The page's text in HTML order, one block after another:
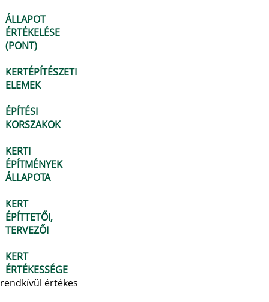
ÁLLAPOT
ÉRTÉKELÉSE
(PONT)
KERTÉPÍTÉSZETI
ELEMEK
ÉPÍTÉSI
KORSZAKOK
KERTI
ÉPÍTMÉNYEK
ÁLLAPOTA
KERT
ÉPÍTTETŐI,
TERVEZŐI
KERT
ÉRTÉKESSÉGE
rendkívül értékes